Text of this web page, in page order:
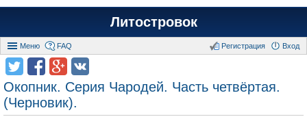
Литостровок
Меню FAQ Вход
Регистрация
Окопник. Серия Чародей. Часть четвёртая.
(Черновик).